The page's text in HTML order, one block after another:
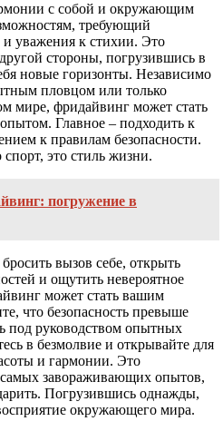
с собой и окружающим
требующий
уважения к стихии. Это
стороны, погрузившись в
новые горизонты. Независимо
пловцом или только
мире, фридайвинг может стать
Главное – подходить к
к правилам безопасности.
это стиль жизни.
погружение в
вызов себе, открыть
и ощутить невероятное
может стать вашим
что безопасность превыше
под руководством опытных
в безмолвие и открывайте для
и гармонии. Это
завораживающих опытов,
Погрузившись однажды,
окружающего мира.